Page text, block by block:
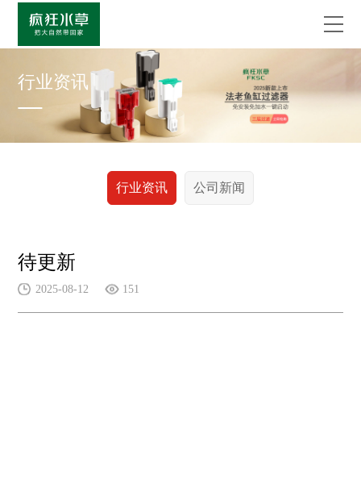
行业资讯
行业资讯 公司新闻
待更新
2025-08-12 151